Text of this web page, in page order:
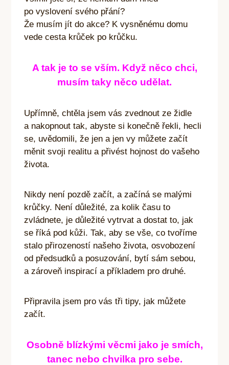
po vyslovení svého přání?
Že musím jít do akce? K vysněnému domu
vede cesta krůček po krůčku.
A tak je to se vším. Když něco chci,
musím taky něco udělat.
Upřímně, chtěla jsem vás zvednout ze židle
a nakopnout tak, abyste si konečně řekli, hecli
se, uvědomili, že jen a jen vy můžete začít
měnit svoji realitu a přivést hojnost do vašeho
života.
Nikdy není pozdě začít, a začíná se malými
krůčky. Není důležité, za kolik času to
zvládnete, je důležité vytrvat a dostat to, jak
se říká pod kůži. Tak, aby se vše, co tvoříme
stalo přirozeností našeho života, osvobození
od předsudků a posuzování, bytí sám sebou,
a zároveň inspirací a příkladem pro druhé.
Připravila jsem pro vás tři tipy, jak můžete
začít.
Osobně blízkými věcmi jako je smích,
tanec nebo chvilka pro sebe.